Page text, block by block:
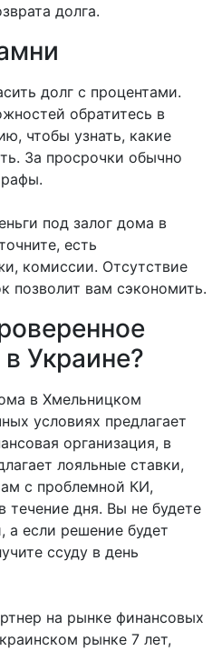
долга.
долг с процентами.
обратитесь в
чтобы узнать, какие
За просрочки обычно
под залог дома в
есть
комиссии. Отсутствие
позволит вам сэкономить.
Украине?
в Хмельницком
условиях предлагает
организация, в
лояльные ставки,
с проблемной КИ,
течение дня. Вы не будете
а если решение будет
ссуду в день
на рынке финансовых
рынке 7 лет,